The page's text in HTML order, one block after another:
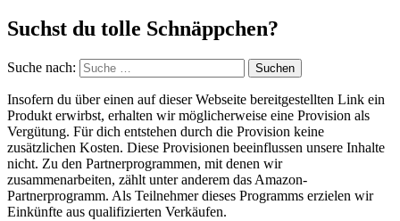
Suchst du tolle Schnäppchen?
Suche nach: Suchen
Insofern du über einen auf dieser Webseite bereitgestellten Link ein
Produkt erwirbst, erhalten wir möglicherweise eine Provision als
Vergütung. Für dich entstehen durch die Provision keine
zusätzlichen Kosten. Diese Provisionen beeinflussen unsere Inhalte
nicht. Zu den Partnerprogrammen, mit denen wir
zusammenarbeiten, zählt unter anderem das Amazon-
Partnerprogramm. Als Teilnehmer dieses Programms erzielen wir
Einkünfte aus qualifizierten Verkäufen.